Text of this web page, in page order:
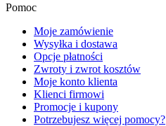
Pomoc
Moje zamówienie
Wysyłka i dostawa
Opcje płatności
Zwroty i zwrot kosztów
Moje konto klienta
Klienci firmowi
Promocje i kupony
Potrzebujesz więcej pomocy?